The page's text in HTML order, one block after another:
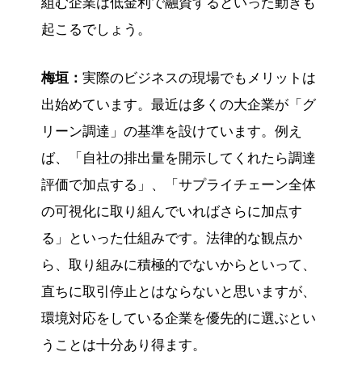
起こるでしょう。
梅垣： 実際のビジネスの現場でもメリットは
出始めています。最近は多くの大企業が「グ
リーン調達」の基準を設けています。例え
ば、「自社の排出量を開示してくれたら調達
評価で加点する」、「サプライチェーン全体
の可視化に取り組んでいればさらに加点す
る」といった仕組みです。法律的な観点か
ら、取り組みに積極的でないからといって、
直ちに取引停止とはならないと思いますが、
環境対応をしている企業を優先的に選ぶとい
うことは十分あり得ます。